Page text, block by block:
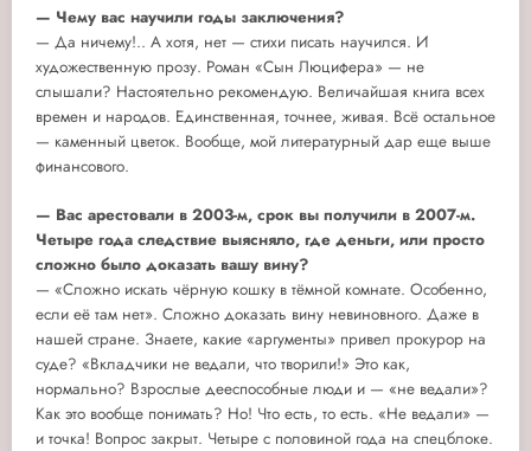
— Чему вас научили годы заключения?
— Да ничему!.. А хотя, нет — стихи писать научился. И
художественную прозу. Роман «Сын Люцифера» — не
слышали? Настоятельно рекомендую. Величайшая книга всех
времен и народов. Единственная, точнее, живая. Всё остальное
— каменный цветок. Вообще, мой литературный дар еще выше
финансового.
— Вас арестовали в 2003-м, срок вы получили в 2007-м.
Четыре года следствие выясняло, где деньги, или просто
сложно было доказать вашу вину?
— «Сложно искать чёрную кошку в тёмной комнате. Особенно,
если её там нет». Сложно доказать вину невиновного. Даже в
нашей стране. Знаете, какие «аргументы» привел прокурор на
суде? «Вкладчики не ведали, что творили!» Это как,
нормально? Взрослые дееспособные люди и — «не ведали»?
Как это вообще понимать? Но! Что есть, то есть. «Не ведали» —
и точка! Вопрос закрыт. Четыре с половиной года на спецблоке.